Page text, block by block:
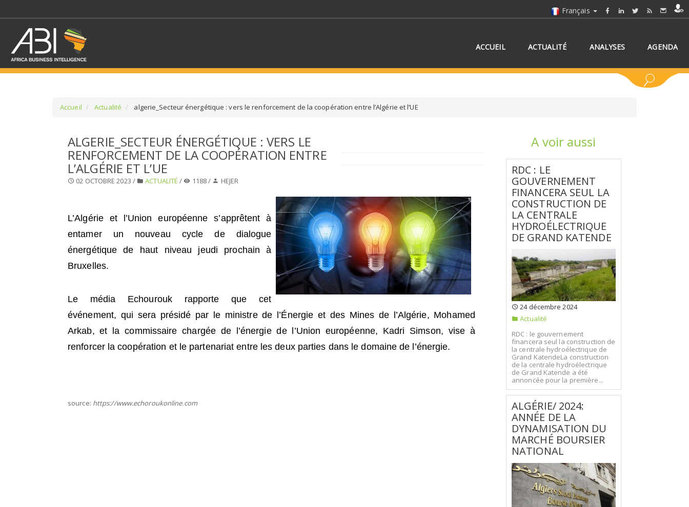
Français
ACCUEIL ACTUALITÉ ANALYSES AGENDA
SÉLECTIONNEZ UN/DES SECTEURS
SELECTIONNEZ UNE SECTION SÉLECTIONNEZ UNE CATÉGORIE SÉLECTIONNEZ UN/DES PAYS
Accueil Actualité algerie_Secteur énergétique : vers le renforcement de la coopération entre l’Algérie et l’UE
ALGERIE_SECTEUR ÉNERGÉTIQUE : VERS LE
RENFORCEMENT DE LA COOPÉRATION ENTRE
L’ALGÉRIE ET L’UE
02 OCTOBRE 2023 / ACTUALITÉ / 1188 / HEJER
L’Algérie et l’Union européenne s’apprêtent à
entamer un nouveau cycle de dialogue
énergétique de haut niveau jeudi prochain à
Bruxelles.
Le média Echourouk rapporte que cet
événement, qui sera présidé par le ministre de l’Énergie et des Mines de l’Algérie, Mohamed
Arkab, et la commissaire chargée de l’énergie de l’Union européenne, Kadri Simson, vise à
renforcer la coopération et le partenariat entre les deux parties dans le domaine de l’énergie.
source: https://www.echoroukonline.com
A voir aussi
RDC : LE
GOUVERNEMENT
FINANCERA SEUL LA
CONSTRUCTION DE
LA CENTRALE
HYDROÉLECTRIQUE
DE GRAND KATENDE
24 décembre 2024
Actualité
RDC : le gouvernement
financera seul la construction de
la centrale hydroélectrique de
Grand KatendeLa construction
de la centrale hydroélectrique
de Grand Katende a été
annoncée pour la première...
ALGÉRIE/ 2024:
ANNÉE DE LA
DYNAMISATION DU
MARCHÉ BOURSIER
NATIONAL